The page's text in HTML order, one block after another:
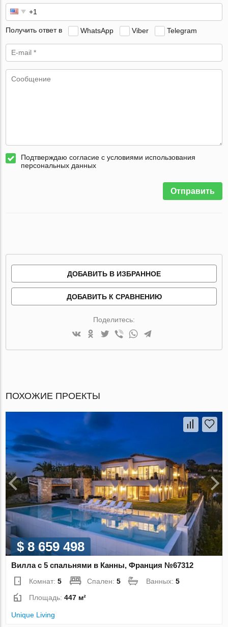
Получить ответ в WhatsApp Viber Telegram
Подтверждаю согласие с условиями использования
персональных данных
Отправить
ДОБАВИТЬ В ИЗБРАННОЕ
ДОБАВИТЬ К СРАВНЕНИЮ
Поделитесь:
ПОХОЖИЕ ПРОЕКТЫ
$ 8 659 498
Вилла с 5 спальнями в Канны, Франция №67312
Комнат:5 Спален:5 Ванных:5
Площадь:447 м²
Unique Living